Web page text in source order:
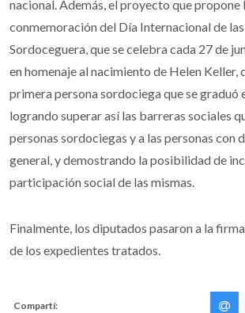
nacional. Además, el proyecto que propone
conmemoración del Día Internacional de
Sordoceguera, que se celebra cada 27 de
en homenaje al nacimiento de Helen Keller,
primera persona sordociega que se graduó
logrando superar así las barreras sociales
personas sordociegas y a las personas con
general, y demostrando la posibilidad de
participación social de las mismas.
Finalmente, los diputados pasaron a la
de los expedientes tratados.
Compartí: